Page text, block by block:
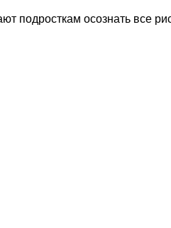
подросткам осознать все